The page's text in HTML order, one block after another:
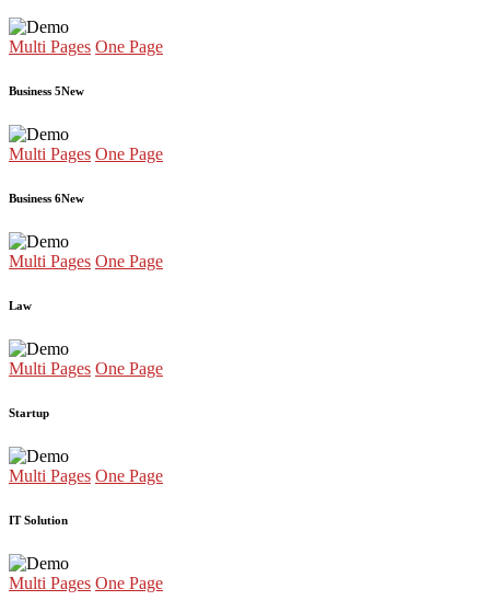
Multi Pages One Page
Business 5New
Multi Pages One Page
Business 6New
Multi Pages One Page
Law
Multi Pages One Page
Startup
Multi Pages One Page
IT Solution
Multi Pages One Page